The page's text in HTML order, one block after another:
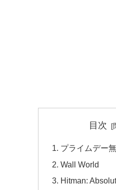
目次
プライムデー
Wall World
Hitman: